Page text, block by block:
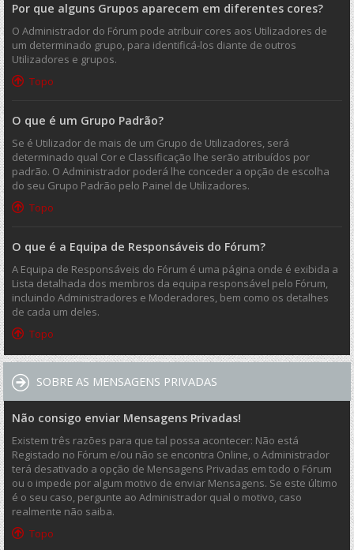
Por que alguns Grupos aparecem em diferentes cores?
O Administrador do Fórum pode atribuir cores aos Utilizadores de
um determinado grupo, para identificá-los diante de outros
Utilizadores e grupos.
Topo
O que é um Grupo Padrão?
Se é Utilizador de mais de um Grupo de Utilizadores, será
determinado qual Cor e Classificação lhe serão atribuídos por
padrão. O Administrador poderá lhe conceder a opção de escolha
do seu Grupo Padrão pelo Painel de Utilizadores.
Topo
O que é a Equipa de Responsáveis do Fórum?
A Equipa de Responsáveis do Fórum é uma página onde é exibida a
Lista detalhada dos membros da equipa responsável pelo Fórum,
incluindo Administradores e Moderadores, bem como os detalhes
de cada um deles.
Topo
SOBRE AS MENSAGENS PRIVADAS
Não consigo enviar Mensagens Privadas!
Existem três razões para que tal possa acontecer: Não está
Registado no Fórum e/ou não se encontra Online, o Administrador
terá desativado a opção de Mensagens Privadas em todo o Fórum
ou o impede por algum motivo de enviar Mensagens. Se este último
é o seu caso, pergunte ao Administrador qual o motivo, caso
realmente não saiba.
Topo